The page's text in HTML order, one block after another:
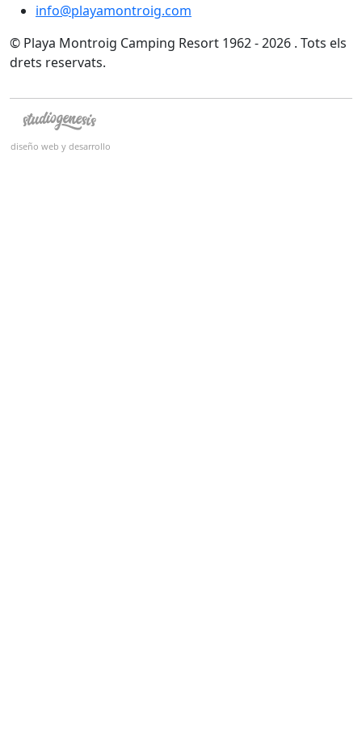
info@playamontroig.com
© Playa Montroig Camping Resort 1962 - 2026 . Tots els
drets reservats.